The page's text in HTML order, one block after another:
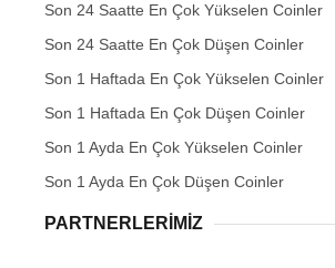
Son 24 Saatte En Çok Yükselen Coinler
Son 24 Saatte En Çok Düşen Coinler
Son 1 Haftada En Çok Yükselen Coinler
Son 1 Haftada En Çok Düşen Coinler
Son 1 Ayda En Çok Yükselen Coinler
Son 1 Ayda En Çok Düşen Coinler
PARTNERLERIMIZ